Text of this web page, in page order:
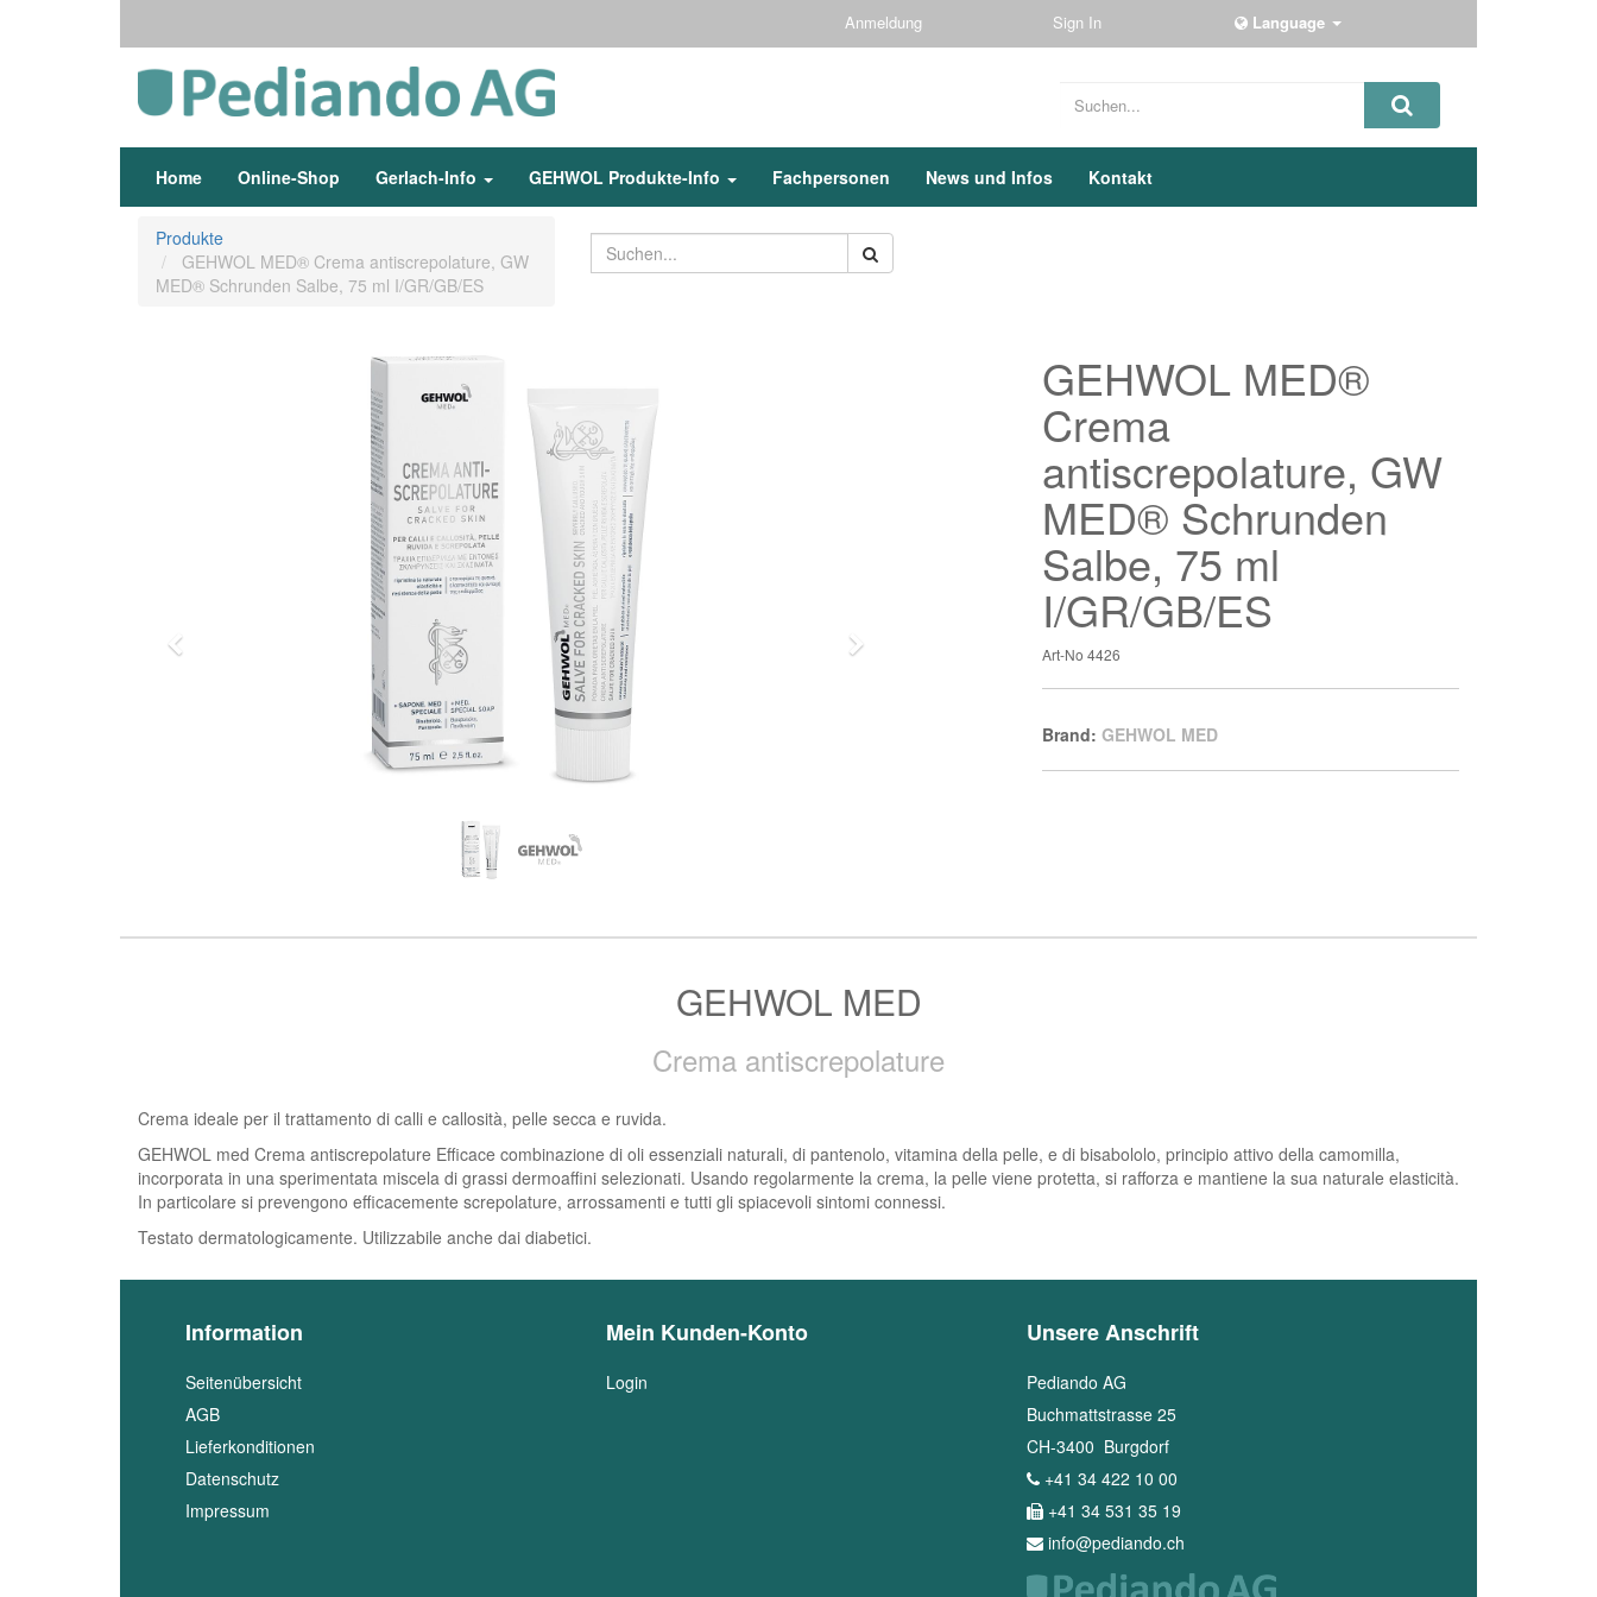
Anmeldung Sign In Language
Home Online-Shop Gerlach-Info GEHWOL Produkte-Info Fachpersonen News und Infos Kontakt
Produkte
GEHWOL MED® Crema antiscrepolature, GW
MED® Schrunden Salbe, 75 ml I/GR/GB/ES
Next
GEHWOL MED®
Crema
antiscrepolature, GW
MED® Schrunden
Salbe, 75 ml
I/GR/GB/ES
Art-No4426
Brand:GEHWOL MED
GEHWOL MED
Crema antiscrepolature
Crema ideale per il trattamento di calli e callosità, pelle secca e ruvida.
GEHWOL med Crema antiscrepolature Efficace combinazione di oli essenziali naturali, di pantenolo, vitamina della pelle, e di bisabololo, principio attivo della camomilla,
incorporata in una sperimentata miscela di grassi dermoaffini selezionati. Usando regolarmente la crema, la pelle viene protetta, si rafforza e mantiene la sua naturale elasticità.
In particolare si prevengono efficacemente screpolature, arrossamenti e tutti gli spiacevoli sintomi connessi.
Testato dermatologicamente. Utilizzabile anche dai diabetici.
Information
Seitenübersicht
AGB
Lieferkonditionen
Datenschutz
Impressum
Mein Kunden-Konto
Login
Unsere Anschrift
Pediando AG
Buchmattstrasse 25
CH-3400 Burgdorf
+41 34 422 10 00
+41 34 531 35 19
info@pediando.ch